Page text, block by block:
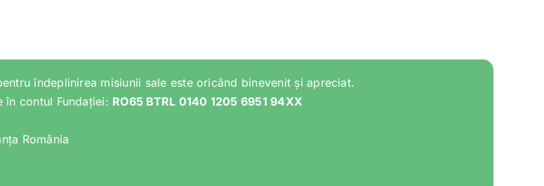
îndeplinirea misiunii sale este oricând binevenit și apreciat.
în contul Fundației: RO65 BTRL 0140 1205 6951 94XX
România